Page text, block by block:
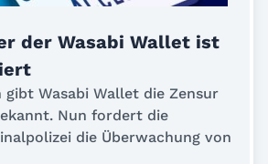
der Wasabi Wallet ist
gibt Wasabi Wallet die Zensur
Nun fordert die
die Überwachung von